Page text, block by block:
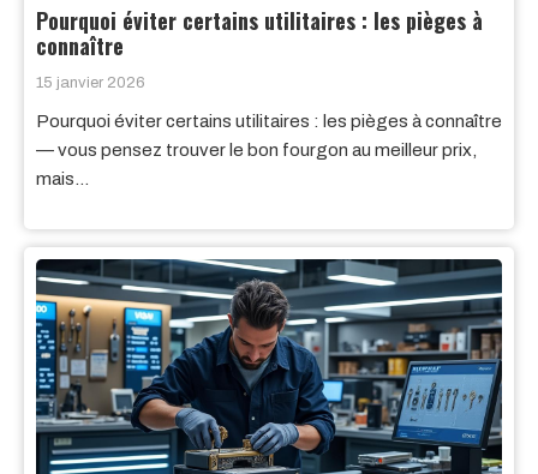
Pourquoi éviter certains utilitaires : les pièges à
connaître
15 janvier 2026
Pourquoi éviter certains utilitaires : les pièges à connaître
— vous pensez trouver le bon fourgon au meilleur prix,
mais…